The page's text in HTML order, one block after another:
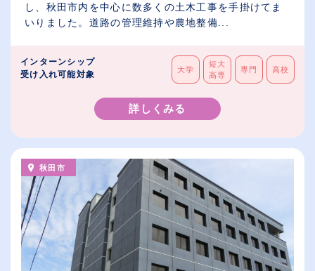
し、秋田市内を中心に数多くの土木工事を手掛けてま
いりました。道路の管理維持や農地整備...
インターンシップ
受け入れ可能対象
大学
短大
高専
専門 高校
詳しくみる
秋田市